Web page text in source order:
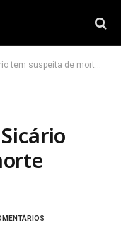
suspeita de morte cerebral